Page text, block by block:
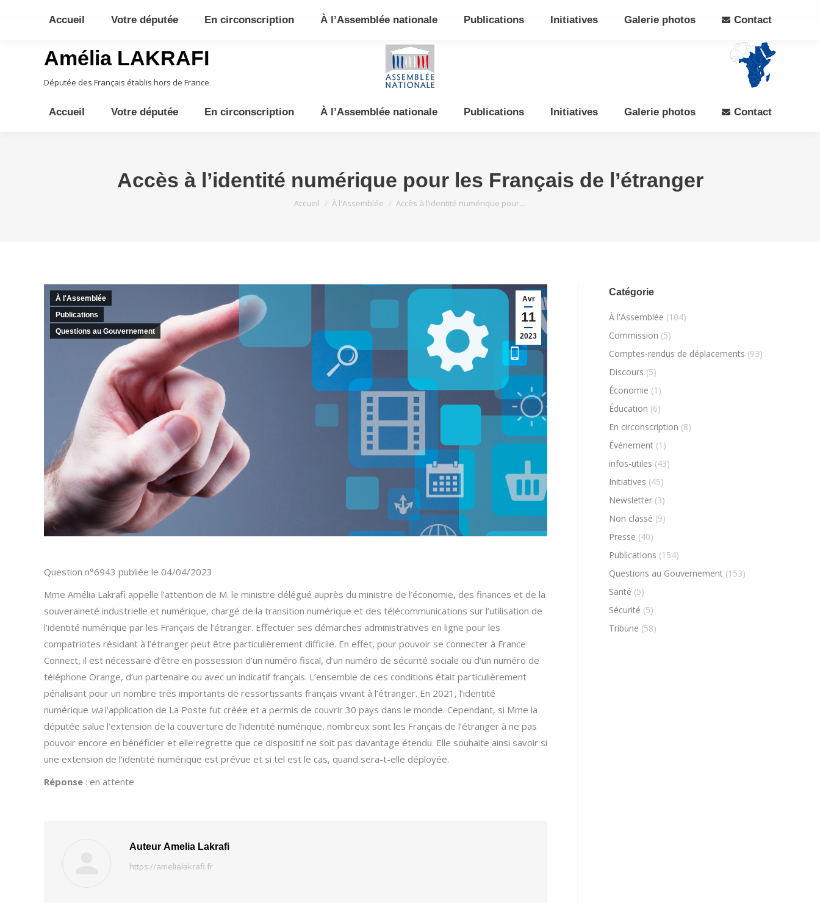
Facebook
opens
in
new
X
opens
in
new
Amélia LAKRAFI
Députée des Français établis hors de France
Accueil Votre députée En circonscription À l’Assemblée nationale Publications Initiatives Galerie photos Contact
Accès à l’identité numérique pour les Français de l’étranger
Vous êtes ici :
Accueil À l'Assemblée Accès à l’identité numérique pour…
Avr
11
2023
À l'Assemblée
Publications
Questions au Gouvernement
Question n°6943 publiée le 04/04/2023
Mme Amélia Lakrafi appelle l’attention de M. le ministre délégué auprès du ministre de l’économie, des finances et de la
souveraineté industrielle et numérique, chargé de la transition numérique et des télécommunications sur l’utilisation de
l’identité numérique par les Français de l’étranger. Effectuer ses démarches administratives en ligne pour les
compatriotes résidant à l’étranger peut être particulièrement difficile. En effet, pour pouvoir se connecter à France
Connect, il est nécessaire d’être en possession d’un numéro fiscal, d’un numéro de sécurité sociale ou d’un numéro de
téléphone Orange, d’un partenaire ou avec un indicatif français. L’ensemble de ces conditions était particulièrement
pénalisant pour un nombre très importants de ressortissants français vivant à l’étranger. En 2021, l’identité
numérique vial’application de La Poste fut créée et a permis de couvrir 30 pays dans le monde. Cependant, si Mme la
députée salue l’extension de la couverture de l’identité numérique, nombreux sont les Français de l’étranger à ne pas
pouvoir encore en bénéficier et elle regrette que ce dispositif ne soit pas davantage étendu. Elle souhaite ainsi savoir si
une extension de l’identité numérique est prévue et si tel est le cas, quand sera-t-elle déployée.
Réponse : en attente
Auteur Amelia Lakrafi
https://amelialakrafi.fr
Catégorie
À l'Assemblée (104)
Commission (5)
Comptes-rendus de déplacements (93)
Discours (5)
Économie (1)
Éducation (6)
En circonscription (8)
Événement (1)
infos-utiles (43)
Initiatives (45)
Newsletter (3)
Non classé (9)
Presse (40)
Publications (154)
Questions au Gouvernement (153)
Santé (5)
Sécurité (5)
Tribune (58)
Accueil Votre députée En circonscription À l’Assemblée nationale Publications Initiatives Galerie photos Contact